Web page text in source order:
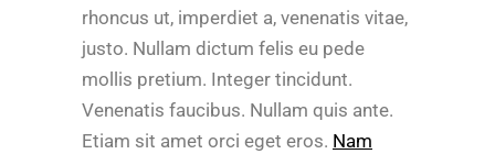
rhoncus ut, imperdiet a, venenatis vitae,
justo. Nullam dictum felis eu pede
mollis pretium. Integer tincidunt.
Venenatis faucibus. Nullam quis ante.
Etiam sit amet orci eget eros. Nam